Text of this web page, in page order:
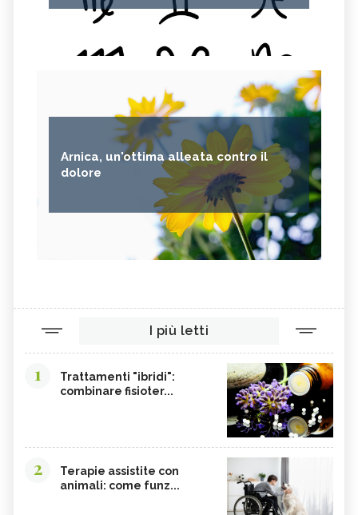
Arnica, un'ottima alleata contro il
dolore
I più letti
1
Trattamenti "ibridi":
combinare fisioter...
2
Terapie assistite con
animali: come funz...